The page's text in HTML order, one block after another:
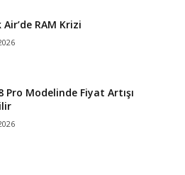
RAM Krizi
Pro Modelinde Fiyat Artışı